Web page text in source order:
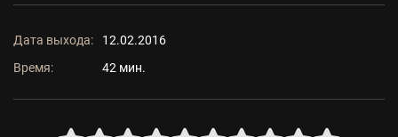
Дата выхода:
12.02.2016
Время:
42 мин.